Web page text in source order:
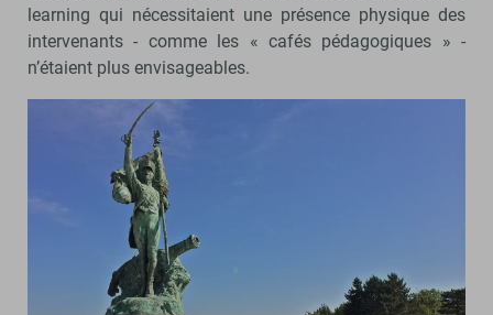
learning qui nécessitaient une présence physique des
intervenants - comme les « cafés pédagogiques » -
n’étaient plus envisageables.